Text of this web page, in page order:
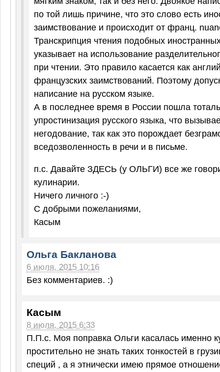
по той лишь причине, что это слово есть
заимствование и происходит от франц.
Транскрипция чтения подобных
указывает на использование
при чтении. Это правило касается как
французских заимствований. Поэтому
написание на русском языке.
А в последнее время в России пошла
упростинизация русского языка, что
негодование, так как это порождает
вседозволенность в речи и в письме.
п.с. Давайте ЗДЕСЬ (у ОЛЬГИ) все же
кулинарии.
Ничего личного :-)
С добрыми пожеланиями,
Касым
Ольга Бакланова
6 июля, 2015 10:16
Без комментариев. :)
Касым
8 июля, 2015 6:33
П.П.с. Моя поправка Ольги касалась именно
простительно не знать таких тонкостей в
специй , а я этнически имею прямое